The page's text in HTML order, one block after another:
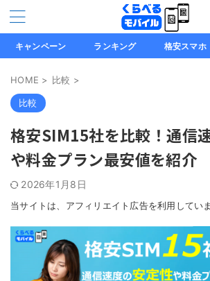
キャンペーン ランキング 格安スマホ
HOME > 比較 >
比較
格安SIM15社を比較！通信
や料金プラン最安値を紹介
2026年1月8日
当サイトは、アフィリエイト広告を利用していま